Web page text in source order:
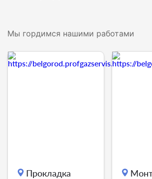
Мы гордимся нашими работами
Прокладка